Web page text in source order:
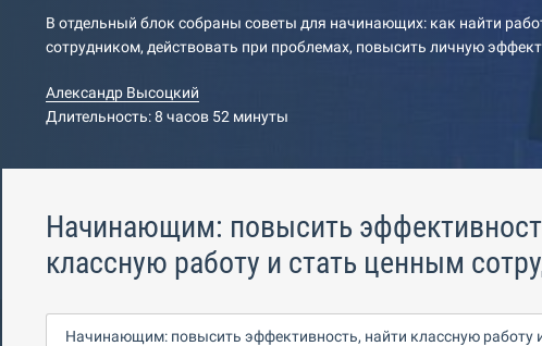
В отдельный блок собраны советы для начинающих: как найти
сотрудником, действовать при проблемах, повысить личную
Александр Высоцкий
Длительность: 8 часов 52 минуты
Начинающим: повысить
классную работу и стать ценным